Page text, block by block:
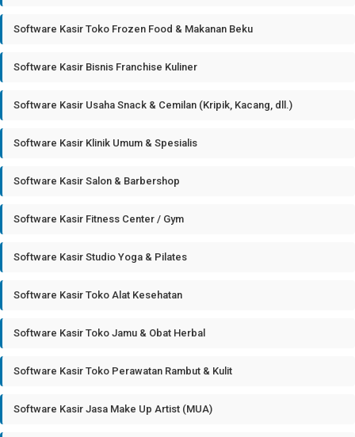
Software Kasir Toko Frozen Food & Makanan Beku
Software Kasir Bisnis Franchise Kuliner
Software Kasir Usaha Snack & Cemilan (Kripik, Kacang, dll.)
Software Kasir Klinik Umum & Spesialis
Software Kasir Salon & Barbershop
Software Kasir Fitness Center / Gym
Software Kasir Studio Yoga & Pilates
Software Kasir Toko Alat Kesehatan
Software Kasir Toko Jamu & Obat Herbal
Software Kasir Toko Perawatan Rambut & Kulit
Software Kasir Jasa Make Up Artist (MUA)